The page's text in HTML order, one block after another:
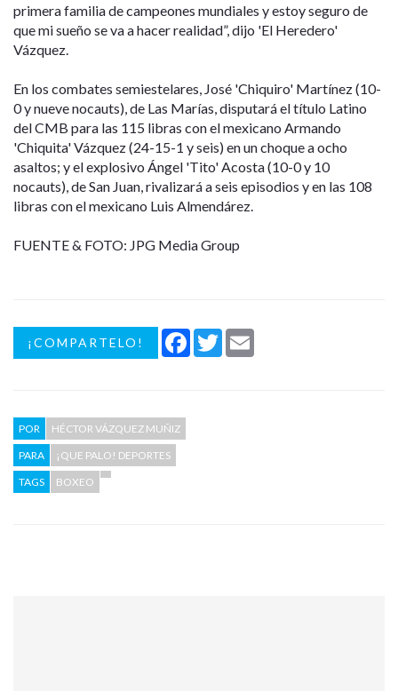
primera familia de campeones mundiales y estoy seguro de
que mi sueño se va a hacer realidad”, dijo 'El Heredero'
Vázquez.
En los combates semiestelares, José 'Chiquiro' Martínez (10-
0 y nueve nocauts), de Las Marías, disputará el título Latino
del CMB para las 115 libras con el mexicano Armando
'Chiquita' Vázquez (24-15-1 y seis) en un choque a ocho
asaltos; y el explosivo Ángel 'Tito' Acosta (10-0 y 10
nocauts), de San Juan, rivalizará a seis episodios y en las 108
libras con el mexicano Luis Almendárez.
FUENTE & FOTO: JPG Media Group
¡COMPARTELO! Facebook
Twitter
POR
HÉCTOR VÁZQUEZ MUÑIZ
PARA
¡QUE PALO! DEPORTES
TAGS
BOXEO